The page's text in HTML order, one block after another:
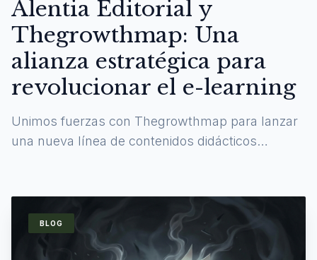
Alentia Editorial y
Thegrowthmap: Una
alianza estratégica para
revolucionar el e-learning
Unimos fuerzas con Thegrowthmap para lanzar
una nueva línea de contenidos didácticos
BLOG